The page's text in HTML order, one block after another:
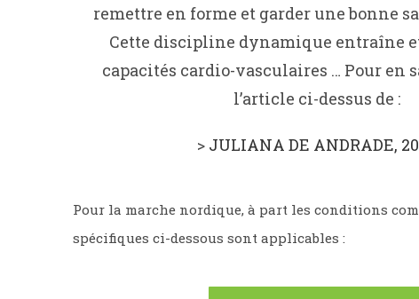
remettre en forme et garder une bonne
Cette discipline dynamique entraîne
capacités cardio-vasculaires … Pour en
l’article ci-dessus de :
> JULIANA DE ANDRADE,
Pour la marche nordique, à part les conditions
spécifiques ci-dessous sont applicables :